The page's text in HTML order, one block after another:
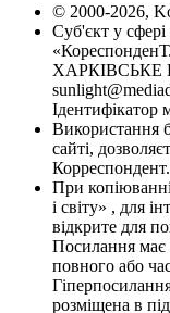
© 2000-2026,
Суб'єкт у
ХАРКІВСЬКЕ
Ідентифікатор
Використання
сайті,
При
і світу» , для
відкрите для
Посилання має
повного або
розміщена в